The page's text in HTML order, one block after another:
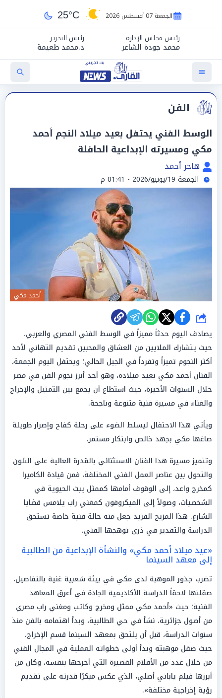
الجمعة 07 أغسطس 2026 25°C
رئيس مجلس الإدارة
محمد جودة الشاعر
رئيس التحرير
د.محمد طعيمة
الفن
الوسط الفني يحتفل بعيد ميلاد النجم أحمد
مكي ومسيرته الإبداعية الحافلة
هاجر أحمد
الجمعة 19/يونيو/2026 - 01:41 م
أحمد مكي
شارك
يصادف اليوم حدثاً مميزاً في الوسط الفني المصري والعربي،
حيث يتشارك الملايين من العشاق والمحبين تقديم التهاني لأحد
أكثر النجوم تميزاً وتفرداً في الجيل الحالي؛ ويحتفل اليوم الجمعة،
الفنان أحمد مكي بعيد ميلاده، وهو أحد أبرز نجوم الفن في مصر
خلال السنوات الأخيرة، حيث استطاع أن يجمع بين التمثيل والإخراج
والغناء في مسيرة فنية متنوعة وناجحة.
ويأتي هذا الاحتفال ليسلط الضوء على رحلة كفاح وإصرار طويلة
صاغها مكي بجهد خالص وابتكار مستمر.
وتتميز مسيرة هذا الفنان الاستثنائي بالقدرة العالية على التلون
والتحول بين عناصر العمل الفني المختلفة، فمن قيادة الكاميرا
كمخرج واعد، إلى الوقوف أمامها كممثل يبث الحيوية في
الشخصيات، وصولاً إلى الميكروفون كمغني راب يلامس قضايا
الشارع. هذا المزيج الفريد جعل منه حالة فنية خاصة تستحق
الدراسة والتقدير في ذرى توهجها الفني.
«عيد ميلاد أحمد مكي» والنشأة الإبداعية من الطالبية
إلى معهد السينما
تضرب جذور الموهبة لدى مكي في بيئة شعبية غنية بالتفاصيل،
صقلتها لاحقاً الدراسة الأكاديمية الجادة في أعرق المعاهد
الفنية؛ حيث «أحمد مكي ممثل ومخرج وكاتب ومغني راب مصري
من أصول جزائرية، نشأ في حي الطالبية، وبدأ اهتمامه بالفن منذ
سنوات الدراسة، قبل أن يلتحق بمعهد السينما قسم الإخراج،
حيث صقل موهبته وبدأ أولى خطواته العملية في المجال الفني
من خلال عدد من الأفلام القصيرة التي أخرجها بنفسه، وكان من
أبرزها فيلم ياباني أصلي، الذي عكس مبكرًا قدرته على تقديم
رؤية إخراجية مختلفة».